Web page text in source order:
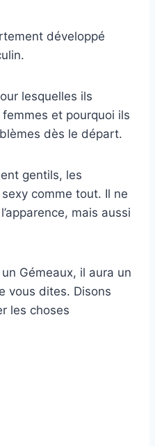
développé
lesquelles ils
et pourquoi ils
dès le départ.
gentils, les
comme tout. Il ne
mais aussi
Gémeaux, il aura un
vous dites. Disons
les choses